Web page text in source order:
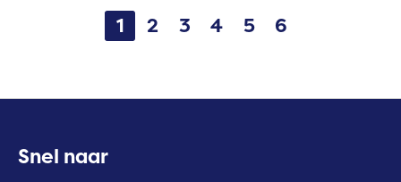
Selecteer een pagina
1 2 3 4 5 6
Contactinformatie
Snel naar